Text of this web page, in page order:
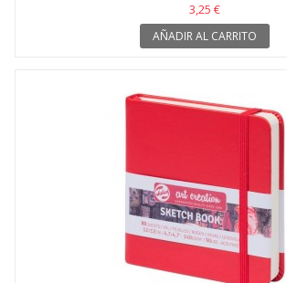
3,25 €
AÑADIR AL CARRITO